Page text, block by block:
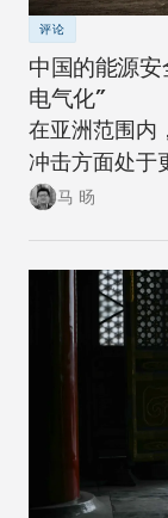
评论
中国的能源
电气化”
在亚洲范围内
冲击方面处于
以在短期内确
马 旸